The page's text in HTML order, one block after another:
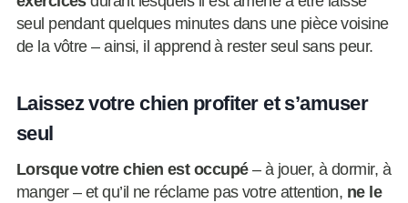
seul pendant quelques minutes dans une pièce voisine
de la vôtre – ainsi, il apprend à rester seul sans peur.
Laissez votre chien profiter et s’amuser
seul
Lorsque votre chien est occupé– à jouer, à dormir, à
manger – et qu’il ne réclame pas votre attention, ne le